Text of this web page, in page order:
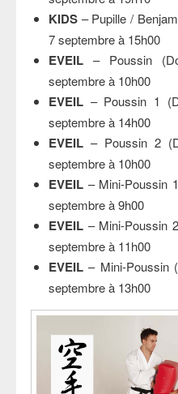
KIDS – Pupille /
7 septembre à 15h00
EVEIL – Poussin
septembre à 10h00
EVEIL – Poussin 1
septembre à 14h00
EVEIL – Poussin 2
septembre à 10h00
EVEIL – Mini-Poussin
septembre à 9h00
EVEIL – Mini-Poussin
septembre à 11h00
EVEIL – Mini-Poussin
septembre à 13h00